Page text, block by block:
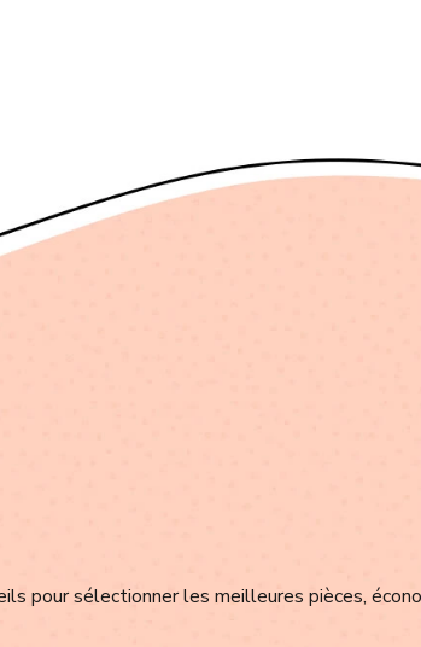
pour sélectionner les meilleures pièces,